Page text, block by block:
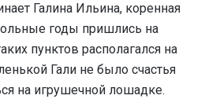
Галина Ильина, коренная
годы пришлись на
пунктов располагался на
Гали не было счастья
на игрушечной лошадке.